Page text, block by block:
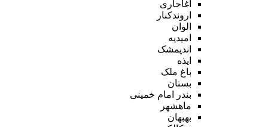
آغاجاری
اروندکنار
الوان
امیدیه
اندیمشک
ایذه
باغ ملک
بستان
بندر امام خمینی
ماهشهر
بهبهان